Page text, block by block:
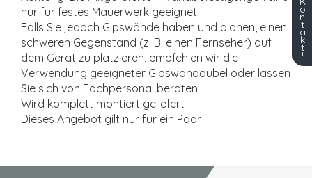
nur für festes Mauerwerk geeignet
Falls Sie jedoch Gipswände haben und planen, einen
schweren Gegenstand (z. B. einen Fernseher) auf
dem Gerät zu platzieren, empfehlen wir die
Verwendung geeigneter Gipswanddübel oder lassen
Sie sich von Fachpersonal beraten
Wird komplett montiert geliefert
Dieses Angebot gilt nur für ein Paar
o
n
t
a
k
t
!